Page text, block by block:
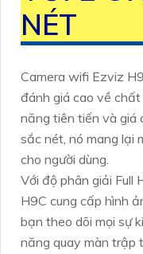
NÉT
Camera wifi Ezviz
đánh giá cao về
năng tiên tiến và giá
sắc nét, nó mang lại
cho người dùng.
Với độ phân giải Full
H9C cung cấp hình
bạn theo dõi mọi sự
năng quay màn trập